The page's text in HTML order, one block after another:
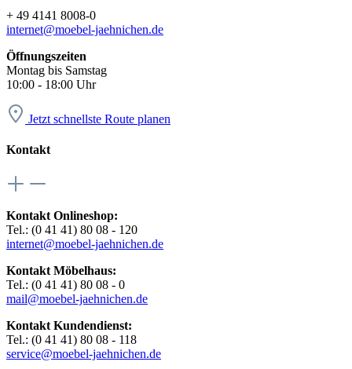
+ 49 4141 8008-0
internet@moebel-jaehnichen.de
Öffnungszeiten
Montag bis Samstag
10:00 - 18:00 Uhr
Jetzt schnellste Route planen
Kontakt
Kontakt Onlineshop:
Tel.: (0 41 41) 80 08 - 120
internet@moebel-jaehnichen.de
Kontakt Möbelhaus:
Tel.: (0 41 41) 80 08 - 0
mail@moebel-jaehnichen.de
Kontakt Kundendienst:
Tel.: (0 41 41) 80 08 - 118
service@moebel-jaehnichen.de